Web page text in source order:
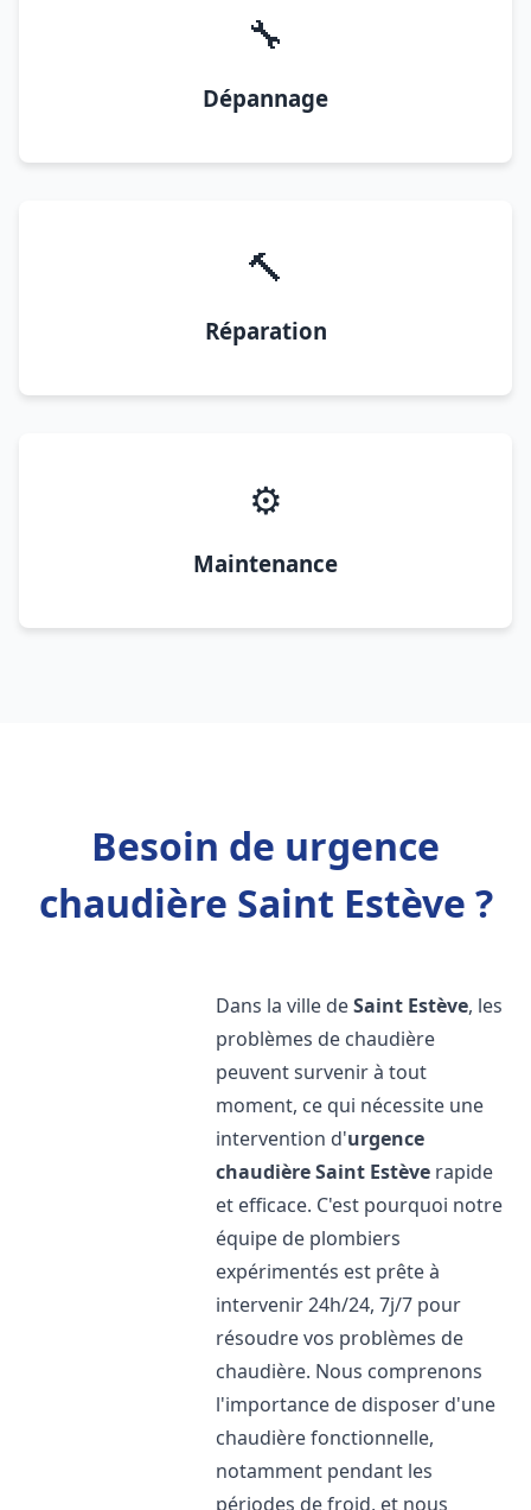
🔧
Dépannage
🔨
Réparation
⚙️
Maintenance
Besoin de urgence
chaudière Saint Estève ?
Dans la ville deSaint Estève, les
problèmes de chaudière
peuvent survenir à tout
moment, ce qui nécessite une
intervention d'urgence
chaudièreSaint Estève rapide
et efficace. C'est pourquoi notre
équipe de plombiers
expérimentés est prête à
intervenir 24h/24, 7j/7 pour
résoudre vos problèmes de
chaudière. Nous comprenons
l'importance de disposer d'une
chaudière fonctionnelle,
notamment pendant les
périodes de froid, et nous